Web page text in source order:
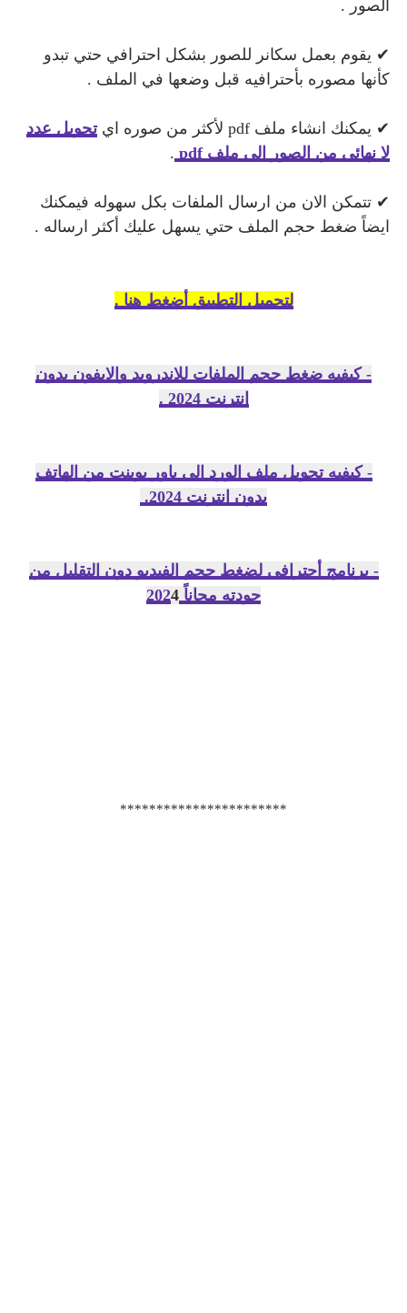
الصور .
✔ يقوم بعمل سكانر للصور بشكل احترافي حتي تبدو
كأنها مصوره بأحترافيه قبل وضعها في الملف .
✔ يمكنك انشاء ملف pdf لأكثر من صوره اي
تحويل عدد
لا نهائي من الصور الي ملفpdf
.
✔ تتمكن الان من ارسال الملفات بكل سهوله فيمكنك
ايضاً ضغط حجم الملف حتي يسهل عليك أكثر ارساله .
لتحميل التطبيق أضغط هنا .
- كيفيه ضغط حجم الملفات للاندرويد والايفون بدون
انترنت 2024 .
- كيفيه تحويل ملف الورد الي باور بوينت من الهاتف
بدون انترنت 2024.
- برنامج أحترافي لضغط حجم الفيديو دون التقليل من
جودته مجاناً 202 4
***********************